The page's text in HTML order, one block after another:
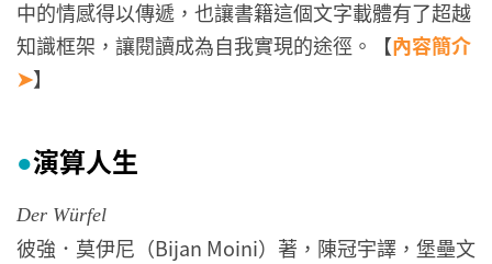
中的情感得以傳遞，也讓書籍這個文字載體有了超越
知識框架，讓閱讀成為自我實現的途徑。【內容簡介
➤】
●演算人生
Der Würfel
彼強．莫伊尼（Bijan Moini）著，陳冠宇譯，堡壘文